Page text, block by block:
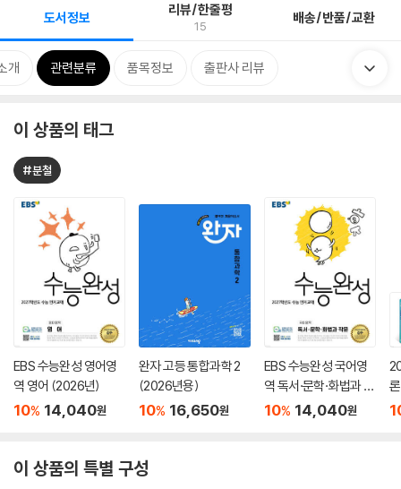
도서정보 리뷰/한줄평
15 배송/반품/교환
개 관련분류 품목정보 출판사 리뷰
이 상품의 태그
#분철
EBS 수능완성 영어영
역 영어 (2026년)
10% 14,040원
완자 고등 통합과학 2
(2026년용)
10% 16,650원
EBS 수능완성 국어영
역 독서·문학·화법과 작
문 (2026년)
10% 14,040원
(
이 상품의 특별 구성